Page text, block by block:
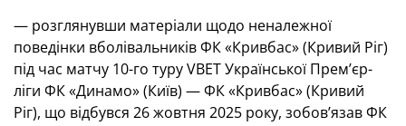
— розглянувши матеріали щодо неналежної
поведінки вболівальників ФК «Кривбас» (Кривий Ріг)
під час матчу 10-го туру VBET Української Премʼєр-
ліги ФК «Динамо» (Київ) — ФК «Кривбас» (Кривий
Ріг), що відбувся 26 жовтня 2025 року, зобов’язав ФК